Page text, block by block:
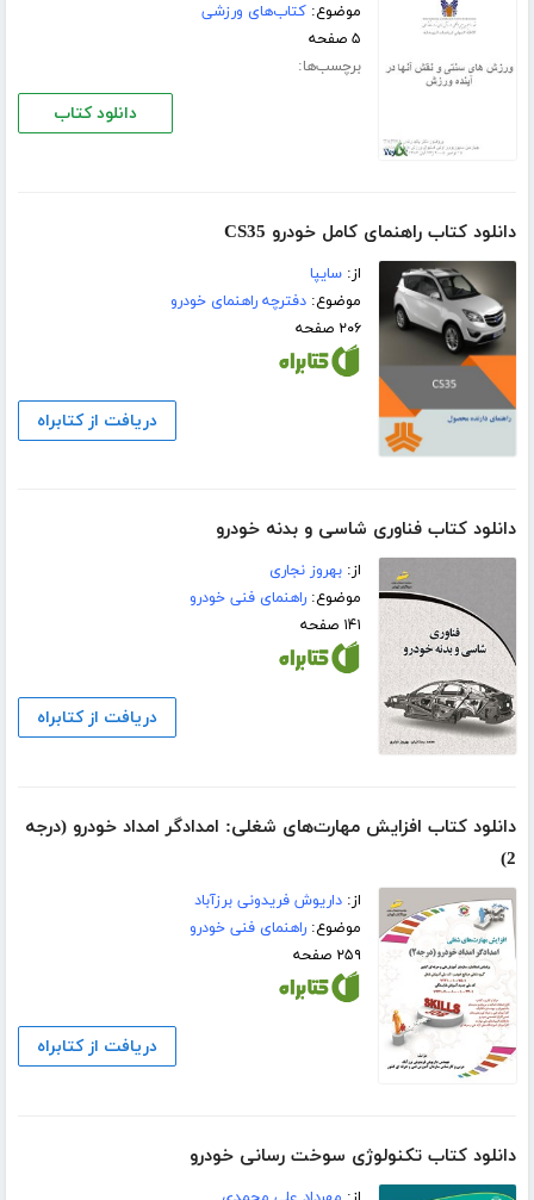
موضوع:کتاب‌های ورزشی
۵ صفحه
برچسب‌ها:
دانلود کتاب
دانلود کتاب راهنمای کامل خودرو CS35
از:سایپا
موضوع:دفترچه راهنمای خودرو
۲۰۶ صفحه
دریافت از کتابراه
دانلود کتاب فناوری شاسی و بدنه خودرو
از:بهروز نجاری
موضوع:راهنمای فنی خودرو
۱۴۱ صفحه
دریافت از کتابراه
دانلود کتاب افزایش مهارت‌های شغلی: امدادگر امداد خودرو (درجه
2)
از:داریوش فریدونی برزآباد
موضوع:راهنمای فنی خودرو
۲۵۹ صفحه
دریافت از کتابراه
دانلود کتاب تکنولوژی سوخت رسانی خودرو